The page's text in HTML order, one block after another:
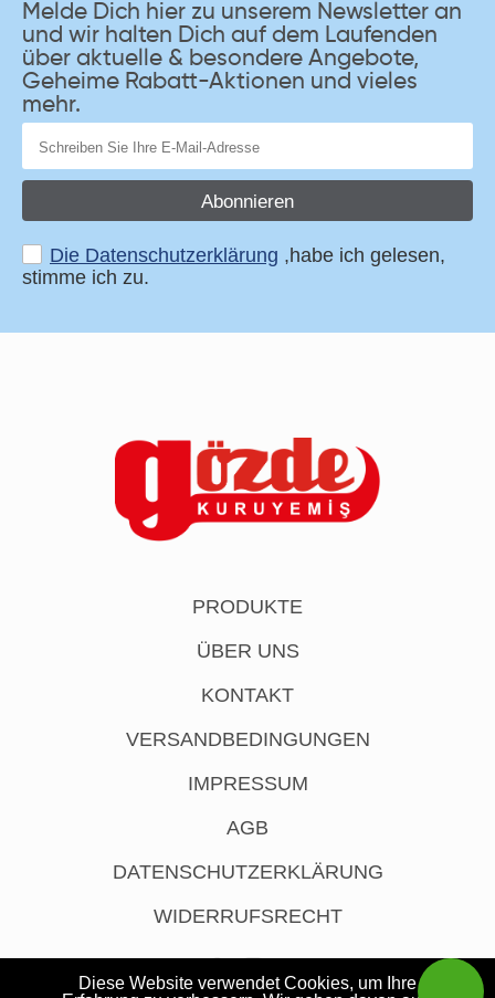
Melde Dich hier zu unserem Newsletter an
und wir halten Dich auf dem Laufenden
über aktuelle & besondere Angebote,
Geheime Rabatt-Aktionen und vieles
mehr.
Abonnieren
Die Datenschutzerklärung ,habe ich gelesen,
stimme ich zu.
PRODUKTE
ÜBER UNS
KONTAKT
VERSANDBEDINGUNGEN
IMPRESSUM
AGB
DATENSCHUTZERKLÄRUNG
WIDERRUFSRECHT
Diese Website verwendet Cookies, um Ihre